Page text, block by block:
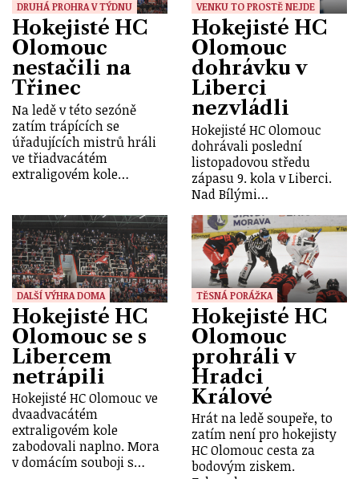
DRUHÁ PROHRA V TÝDNU
Hokejisté HC
Olomouc
nestačili na
Třinec
Na ledě v této sezóně
zatím trápících se
úřadujících mistrů hráli
ve třiadvacátém
extraligovém kole…
VENKU TO PROSTĚ NEJDE
Hokejisté HC
Olomouc
dohrávku v
Liberci
nezvládli
Hokejisté HC Olomouc
dohrávali poslední
listopadovou středu
zápasu 9. kola v Liberci.
Nad Bílými…
DALŠÍ VÝHRA DOMA
Hokejisté HC
Olomouc se s
Libercem
netrápili
Hokejisté HC Olomouc ve
dvaadvacátém
extraligovém kole
zabodovali naplno. Mora
v domácím souboji s…
TĚSNÁ PORÁŽKA
Hokejisté HC
Olomouc
prohráli v
Hradci
Králové
Hrát na ledě soupeře, to
zatím není pro hokejisty
HC Olomouc cesta za
bodovým ziskem.